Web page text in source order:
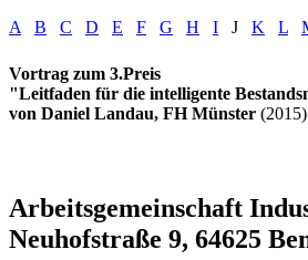
A B C D E F G H I J K L
Vortrag zum 3.Preis
"Leitfaden für die intelligente
von Daniel Landau, FH Münster (2015)
Arbeitsgemeinschaft
Neuhofstraße 9, 64625